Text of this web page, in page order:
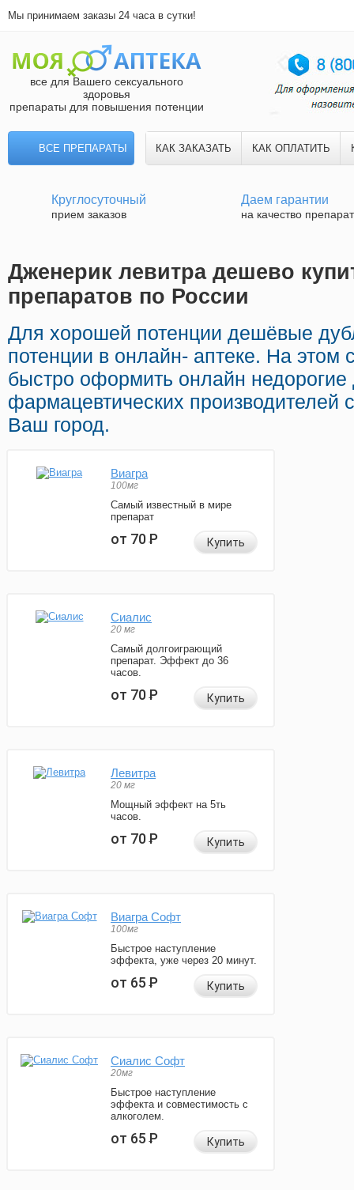
Мы принимаем заказы 24 часа в сутки!
все для Вашего сексуального
здоровья
препараты для повышения потенции
ВСЕ ПРЕПАРАТЫ КАК ЗАКАЗАТЬ КАК ОПЛАТИТЬ
Круглосуточный
прием заказов
Даем гарантии
на качество
Дженерик левитра дешево
препаратов по России
Для хорошей потенции дешёвые
потенции в онлайн- аптеке. На этом
быстро оформить онлайн
фармацевтических производителей
Ваш город.
Виагра
100мг
Самый известный в мире
препарат
от 70Р Купить
Сиалис
20 мг
Самый долгоиграющий
препарат. Эффект до 36
часов.
от 70Р Купить
Левитра
20 мг
Мощный эффект на 5ть
часов.
от 70Р Купить
Виагра Софт
100мг
Быстрое наступление
эффекта, уже через 20 минут.
от 65Р Купить
Сиалис Софт
20мг
Быстрое наступление
эффекта и совместимость с
алкоголем.
от 65Р Купить